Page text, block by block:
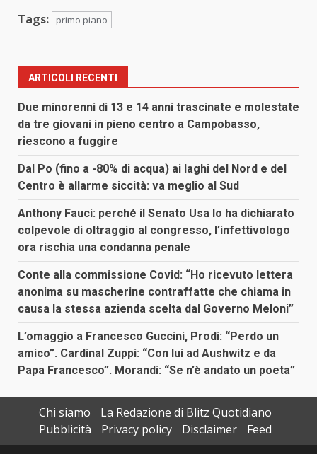
Tags: primo piano
ARTICOLI RECENTI
Due minorenni di 13 e 14 anni trascinate e molestate
da tre giovani in pieno centro a Campobasso,
riescono a fuggire
Dal Po (fino a -80% di acqua) ai laghi del Nord e del
Centro è allarme siccità: va meglio al Sud
Anthony Fauci: perché il Senato Usa lo ha dichiarato
colpevole di oltraggio al congresso, l’infettivologo
ora rischia una condanna penale
Conte alla commissione Covid: “Ho ricevuto lettera
anonima su mascherine contraffatte che chiama in
causa la stessa azienda scelta dal Governo Meloni”
L’omaggio a Francesco Guccini, Prodi: “Perdo un
amico”. Cardinal Zuppi: “Con lui ad Aushwitz e da
Papa Francesco”. Morandi: “Se n’è andato un poeta”
Chi siamo
La Redazione di Blitz Quotidiano
Pubblicità
Privacy policy Disclaimer
Feed